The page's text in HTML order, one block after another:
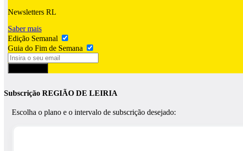
Newsletters RL
Saber mais
Edição Semanal
Guia do Fim de Semana
Subscrição REGIÃO DE LEIRIA
Escolha o plano e o intervalo de subscrição desejado: